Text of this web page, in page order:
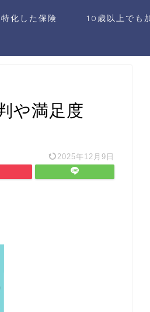
化した保険 10歳以上でも
や満足度
2025年12月9日